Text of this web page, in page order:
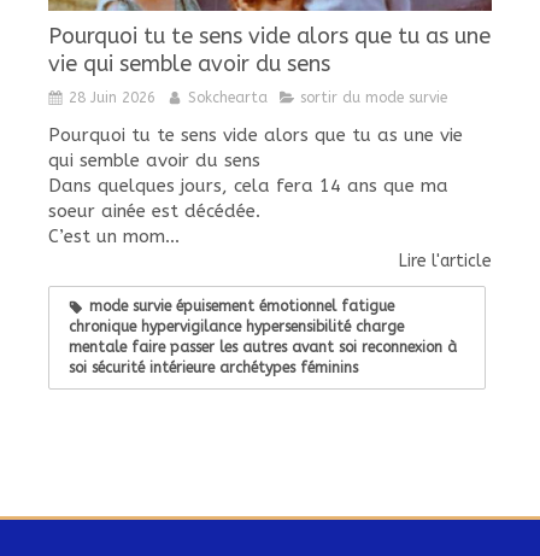
Pourquoi tu te sens vide alors que tu as une
vie qui semble avoir du sens
28 Juin 2026 Sokchearta sortir du mode survie
Pourquoi tu te sens vide alors que tu as une vie
qui semble avoir du sens
Dans quelques jours, cela fera 14 ans que ma
soeur ainée est décédée.
C’est un mom...
Lire l'article
mode survie épuisement émotionnel fatigue
chronique hypervigilance hypersensibilité charge
mentale faire passer les autres avant soi reconnexion à
soi sécurité intérieure archétypes féminins